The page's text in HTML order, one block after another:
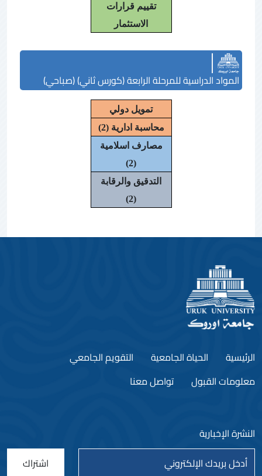
تقييم قرارات
الاستثمار
المواد الدراسية للمرحلة الرابعة (كورس ثاني) (صباحي)
تمويل دولي
محاسبة ادارية (2)
مصارف اسلامية
(2)
التدقيق والرقابة
(2)
الرئيسية الحياة الجامعية
التقويم الجامعي
معلومات القبول
تواصل معنا
النشرة الإخبارية
اشتراك